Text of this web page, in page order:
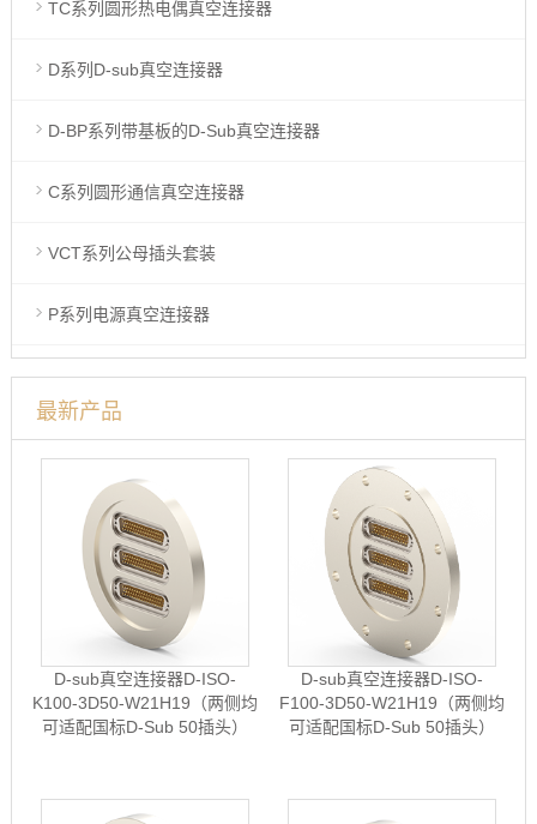
TC系列圆形热电偶真空连接器
D系列D-sub真空连接器
D-BP系列带基板的D-Sub真空连接器
C系列圆形通信真空连接器
VCT系列公母插头套装
P系列电源真空连接器
最新产品
D-sub真空连接器D-ISO-
K100-3D50-W21H19（两侧均
可适配国标D-Sub 50插头）
D-sub真空连接器D-ISO-
F100-3D50-W21H19（两侧均
可适配国标D-Sub 50插头）